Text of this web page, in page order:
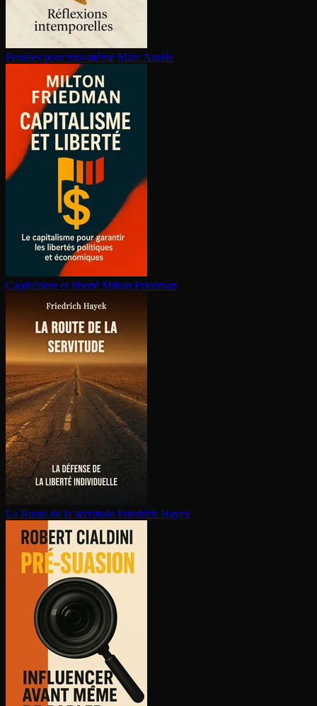
Pensées pour moi-même Marc Aurèle
Capitalisme et liberté Milton Friedman
La Route de la servitude Friedrich Hayek